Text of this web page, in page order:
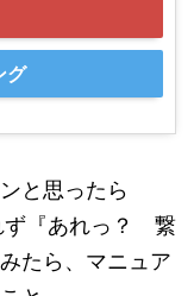
グ
と思ったら
ず『あれっ？ 繋
たら、マニュア